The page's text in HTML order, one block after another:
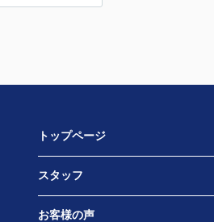
トップページ
スタッフ
お客様の声